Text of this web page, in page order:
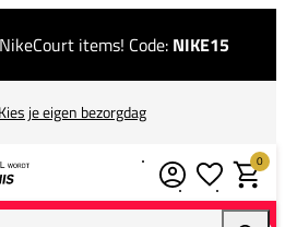
items! Code: NIKE15
je eigen bezorgdag
0